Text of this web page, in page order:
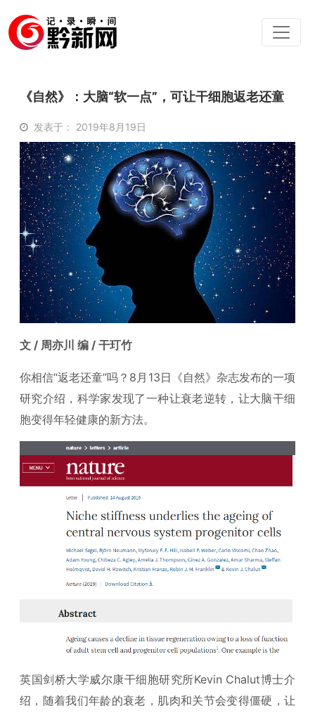
《自然》：大脑“软一点”，可让干细胞返老还童
发表于： 2019年8月19日
文 / 周亦川 编 / 干玎竹
你相信“返老还童”吗？8月13日《自然》杂志发布的一项
研究介绍，科学家发现了一种让衰老逆转，让大脑干细
胞变得年轻健康的新方法。
英国剑桥大学威尔康干细胞研究所Kevin Chalut博士介
绍，随着我们年龄的衰老，肌肉和关节会变得僵硬，让